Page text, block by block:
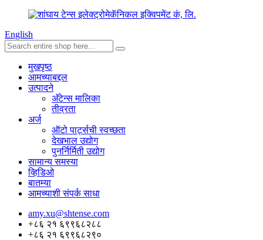
English
मुखपृष्ठ
आमच्याबद्दल
उत्पादने
अ‍ॅटेन्स मालिका
तीव्रता
अर्ज
ऑटो पार्ट्सची स्वच्छता
देखभाल उद्योग
पुनर्निर्मिती उद्योग
सामान्य समस्या
व्हिडिओ
बातम्या
आमच्याशी संपर्क साधा
amy.xu@shtense.com
+८६ २१ ६९९६८२८८
+८६ २१ ६९९६८२९०